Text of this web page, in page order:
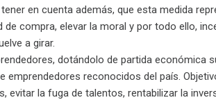
en cuenta además, que esta medida
compra, elevar la moral y por todo ello,
a girar.
dotándolo de partida económica
emprendedores reconocidos del país.
evitar la fuga de talentos, rentabilizar la